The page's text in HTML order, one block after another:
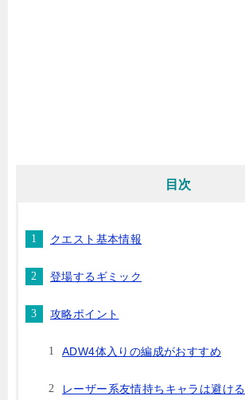
目次
クエスト基本情報
登場するギミック
攻略ポイント
ADW4体入りの編成がおすすめ
レーザー系友情持ちキャラは避ける